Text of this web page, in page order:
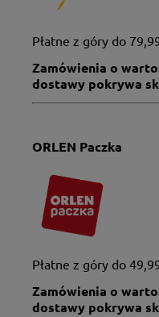
Płatne z góry do
Zamówienia o
dostawy pokrywa
ORLEN Paczka
Płatne z góry do
Zamówienia o
dostawy pokrywa